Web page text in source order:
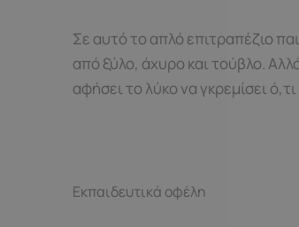
Σε αυτό το απλό επιτραπέζιο
από ξύλο, άχυρο και τούβλο.
αφήσει το λύκο να γκρεμίσει ό,τι
Εκπαιδευτικά οφέλη